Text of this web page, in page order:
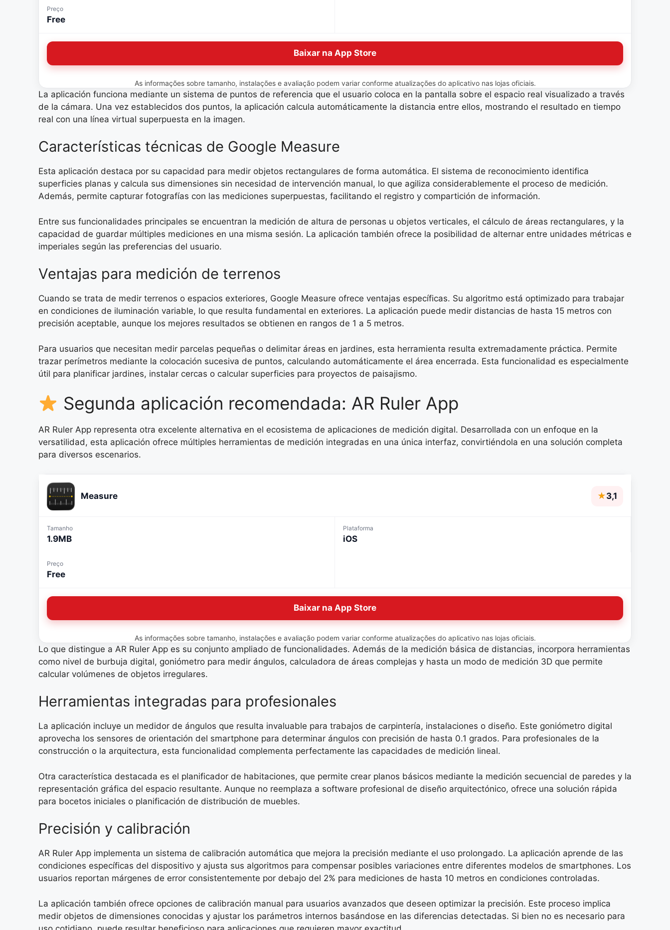
Preço
Free
Baixar na App Store
As informações sobre tamanho, instalações e avaliação podem variar conforme atualizações do aplicativo nas lojas oficiais.
La aplicación funciona mediante un sistema de puntos de referencia que el usuario coloca en la pantalla sobre el espacio real visualizado a través
de la cámara. Una vez establecidos dos puntos, la aplicación calcula automáticamente la distancia entre ellos, mostrando el resultado en tiempo
real con una línea virtual superpuesta en la imagen.
Características técnicas de Google Measure
Esta aplicación destaca por su capacidad para medir objetos rectangulares de forma automática. El sistema de reconocimiento identifica
superficies planas y calcula sus dimensiones sin necesidad de intervención manual, lo que agiliza considerablemente el proceso de medición.
Además, permite capturar fotografías con las mediciones superpuestas, facilitando el registro y compartición de información.
Entre sus funcionalidades principales se encuentran la medición de altura de personas u objetos verticales, el cálculo de áreas rectangulares, y la
capacidad de guardar múltiples mediciones en una misma sesión. La aplicación también ofrece la posibilidad de alternar entre unidades métricas e
imperiales según las preferencias del usuario.
Ventajas para medición de terrenos
Cuando se trata de medir terrenos o espacios exteriores, Google Measure ofrece ventajas específicas. Su algoritmo está optimizado para trabajar
en condiciones de iluminación variable, lo que resulta fundamental en exteriores. La aplicación puede medir distancias de hasta 15 metros con
precisión aceptable, aunque los mejores resultados se obtienen en rangos de 1 a 5 metros.
Para usuarios que necesitan medir parcelas pequeñas o delimitar áreas en jardines, esta herramienta resulta extremadamente práctica. Permite
trazar perímetros mediante la colocación sucesiva de puntos, calculando automáticamente el área encerrada. Esta funcionalidad es especialmente
útil para planificar jardines, instalar cercas o calcular superficies para proyectos de paisajismo.
Segunda aplicación recomendada: AR Ruler App
AR Ruler App representa otra excelente alternativa en el ecosistema de aplicaciones de medición digital. Desarrollada con un enfoque en la
versatilidad, esta aplicación ofrece múltiples herramientas de medición integradas en una única interfaz, convirtiéndola en una solución completa
para diversos escenarios.
Measure ★3,1
Tamanho
1.9MB
Plataforma
iOS
Preço
Free
Baixar na App Store
As informações sobre tamanho, instalações e avaliação podem variar conforme atualizações do aplicativo nas lojas oficiais.
Lo que distingue a AR Ruler App es su conjunto ampliado de funcionalidades. Además de la medición básica de distancias, incorpora herramientas
como nivel de burbuja digital, goniómetro para medir ángulos, calculadora de áreas complejas y hasta un modo de medición 3D que permite
calcular volúmenes de objetos irregulares.
Herramientas integradas para profesionales
La aplicación incluye un medidor de ángulos que resulta invaluable para trabajos de carpintería, instalaciones o diseño. Este goniómetro digital
aprovecha los sensores de orientación del smartphone para determinar ángulos con precisión de hasta 0.1 grados. Para profesionales de la
construcción o la arquitectura, esta funcionalidad complementa perfectamente las capacidades de medición lineal.
Otra característica destacada es el planificador de habitaciones, que permite crear planos básicos mediante la medición secuencial de paredes y la
representación gráfica del espacio resultante. Aunque no reemplaza a software profesional de diseño arquitectónico, ofrece una solución rápida
para bocetos iniciales o planificación de distribución de muebles.
Precisión y calibración
AR Ruler App implementa un sistema de calibración automática que mejora la precisión mediante el uso prolongado. La aplicación aprende de las
condiciones específicas del dispositivo y ajusta sus algoritmos para compensar posibles variaciones entre diferentes modelos de smartphones. Los
usuarios reportan márgenes de error consistentemente por debajo del 2% para mediciones de hasta 10 metros en condiciones controladas.
La aplicación también ofrece opciones de calibración manual para usuarios avanzados que deseen optimizar la precisión. Este proceso implica
medir objetos de dimensiones conocidas y ajustar los parámetros internos basándose en las diferencias detectadas. Si bien no es necesario para